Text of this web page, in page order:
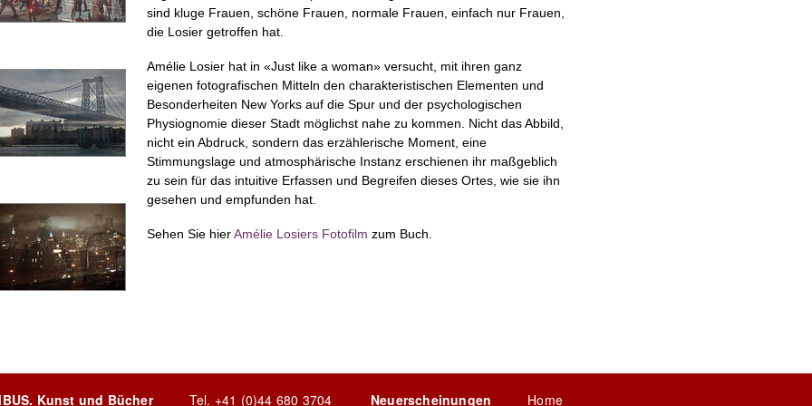
sind kluge Frauen, schöne Frauen, normale Frauen, einfach nur Frauen,
die Losier getroffen hat.
Amélie Losier hat in «Just like a woman» versucht, mit ihren ganz
eigenen fotografischen Mitteln den charakteristischen Elementen und
Besonderheiten New Yorks auf die Spur und der psychologischen
Physiognomie dieser Stadt möglichst nahe zu kommen. Nicht das Abbild,
nicht ein Abdruck, sondern das erzählerische Moment, eine
Stimmungslage und atmosphärische Instanz erschienen ihr maßgeblich
zu sein für das intuitive Erfassen und Begreifen dieses Ortes, wie sie ihn
gesehen und empfunden hat.
Sehen Sie hierAmélie Losiers Fotofilm zum Buch.
Kunst und Bücher Tel. +41 (0)44 680 3704 Neuerscheinungen Home